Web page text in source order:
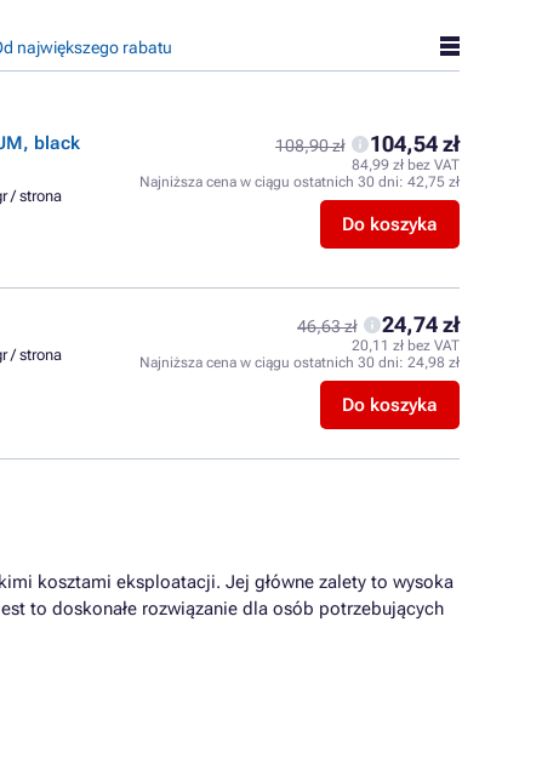
największego rabatu
black
/ strona
108,90 zł 104,54 zł
84,99 zł bez VAT
Najniższa cena w ciągu ostatnich 30 dni: 42,75 zł
Do koszyka
/ strona
46,63 zł 24,74 zł
20,11 zł bez VAT
Najniższa cena w ciągu ostatnich 30 dni: 24,98 zł
Do koszyka
kosztami eksploatacji. Jej główne zalety to wysoka
to doskonałe rozwiązanie dla osób potrzebujących